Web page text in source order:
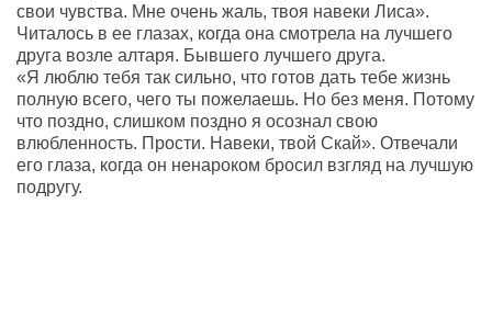
свои чувства. Мне очень жаль, твоя навеки Лиса».
Читалось в ее глазах, когда она смотрела на лучшего
друга возле алтаря. Бывшего лучшего друга.
«Я люблю тебя так сильно, что готов дать тебе жизнь
полную всего, чего ты пожелаешь. Но без меня. Потому
что поздно, слишком поздно я осознал свою
влюбленность. Прости. Навеки, твой Скай». Отвечали
его глаза, когда он ненароком бросил взгляд на лучшую
подругу.